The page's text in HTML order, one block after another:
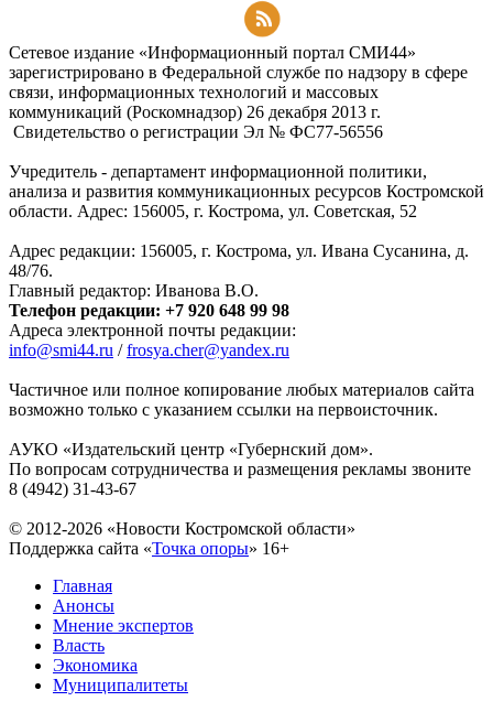
Сетевое издание «Информационный портал СМИ44»
зарегистрировано в Федеральной службе по надзору в сфере
связи, информационных технологий и массовых
коммуникаций (Роскомнадзор) 26 декабря 2013 г.
Свидетельство о регистрации Эл № ФC77-56556
Учредитель - департамент информационной политики,
анализа и развития коммуникационных ресурсов Костромской
области. Адрес: 156005, г. Кострома, ул. Советская, 52
Адрес редакции: 156005, г. Кострома, ул. Ивана Сусанина, д.
48/76.
Главный редактор: Иванова В.О.
Телефон редакции: +7 920 648 99 98
Адреса электронной почты редакции:
info@smi44.ru /frosya.cher@yandex.ru
Частичное или полное копирование любых материалов сайта
возможно только с указанием ссылки на первоисточник.
АУКО «Издательский центр «Губернский дом».
По вопросам сотрудничества и размещения рекламы звоните
8 (4942) 31-43-67
© 2012-2026 «Новости Костромской области»
Поддержка сайта «Точка опоры» 16+
Главная
Анонсы
Мнение экспертов
Власть
Экономика
Муниципалитеты